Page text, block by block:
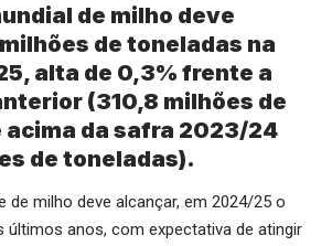
de milho deve
de toneladas na
alta de 0,3% frente a
(310,8 milhões de
acima da safra 2023/24
de toneladas).
de milho deve alcançar, em 2024/25 o
últimos anos, com expectativa de atingir